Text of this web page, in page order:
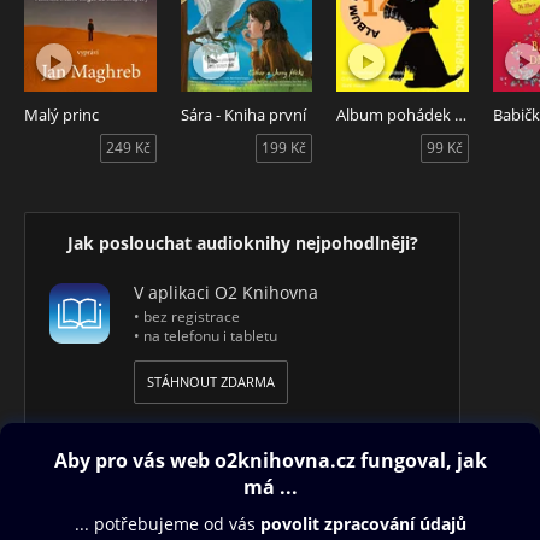
Malý princ
249 Kč
Sára - Kniha první
199 Kč
Album pohádek 14
99 Kč
Jak poslouchat audioknihy nejpohodlněji?
V aplikaci O2 Knihovna
• bez registrace
• na telefonu i tabletu
STÁHNOUT ZDARMA
Obsah ke stažení